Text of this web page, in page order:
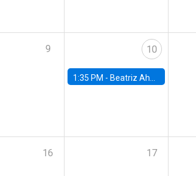
9 10
1:35 PM - Beatriz Ahumada, PhD candidate, Universidad de Pittsburgh
16 17